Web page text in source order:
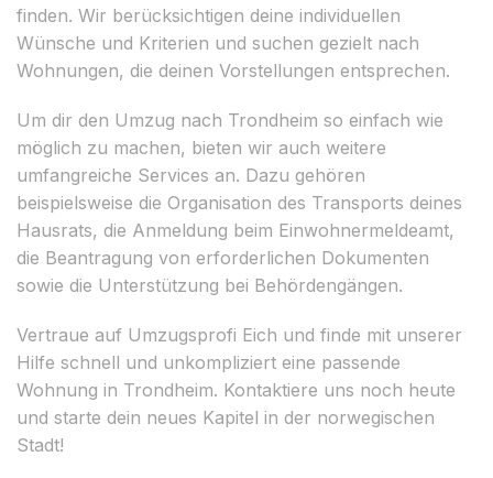
finden. Wir berücksichtigen deine individuellen
Wünsche und Kriterien und suchen gezielt nach
Wohnungen, die deinen Vorstellungen entsprechen.
Um dir den Umzug nach Trondheim so einfach wie
möglich zu machen, bieten wir auch weitere
umfangreiche Services an. Dazu gehören
beispielsweise die Organisation des Transports deines
Hausrats, die Anmeldung beim Einwohnermeldeamt,
die Beantragung von erforderlichen Dokumenten
sowie die Unterstützung bei Behördengängen.
Vertraue auf Umzugsprofi Eich und finde mit unserer
Hilfe schnell und unkompliziert eine passende
Wohnung in Trondheim. Kontaktiere uns noch heute
und starte dein neues Kapitel in der norwegischen
Stadt!